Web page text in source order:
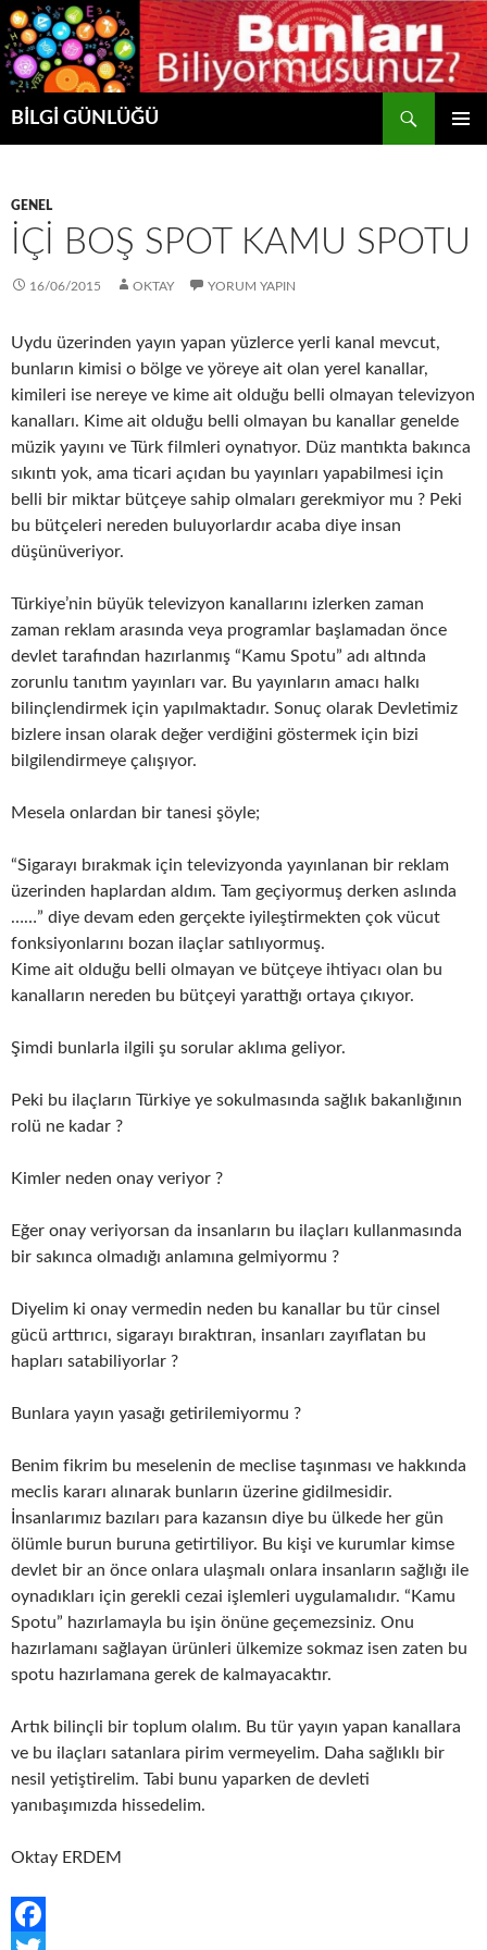
BİLGİ GÜNLÜĞÜ
Ara
GENEL
İÇI BOŞ SPOT KAMU SPOTU
16/06/2015 OKTAY YORUM YAPIN
Uydu üzerinden yayın yapan yüzlerce yerli kanal mevcut,
bunların kimisi o bölge ve yöreye ait olan yerel kanallar,
kimileri ise nereye ve kime ait olduğu belli olmayan televizyon
kanalları. Kime ait olduğu belli olmayan bu kanallar genelde
müzik yayını ve Türk filmleri oynatıyor. Düz mantıkta bakınca
sıkıntı yok, ama ticari açıdan bu yayınları yapabilmesi için
belli bir miktar bütçeye sahip olmaları gerekmiyor mu ? Peki
bu bütçeleri nereden buluyorlardır acaba diye insan
düşünüveriyor.
Türkiye’nin büyük televizyon kanallarını izlerken zaman
zaman reklam arasında veya programlar başlamadan önce
devlet tarafından hazırlanmış “Kamu Spotu” adı altında
zorunlu tanıtım yayınları var. Bu yayınların amacı halkı
bilinçlendirmek için yapılmaktadır. Sonuç olarak Devletimiz
bizlere insan olarak değer verdiğini göstermek için bizi
bilgilendirmeye çalışıyor.
Mesela onlardan bir tanesi şöyle;
“Sigarayı bırakmak için televizyonda yayınlanan bir reklam
üzerinden haplardan aldım. Tam geçiyormuş derken aslında
……” diye devam eden gerçekte iyileştirmekten çok vücut
fonksiyonlarını bozan ilaçlar satılıyormuş.
Kime ait olduğu belli olmayan ve bütçeye ihtiyacı olan bu
kanalların nereden bu bütçeyi yarattığı ortaya çıkıyor.
Şimdi bunlarla ilgili şu sorular aklıma geliyor.
Peki bu ilaçların Türkiye ye sokulmasında sağlık bakanlığının
rolü ne kadar ?
Kimler neden onay veriyor ?
Eğer onay veriyorsan da insanların bu ilaçları kullanmasında
bir sakınca olmadığı anlamına gelmiyormu ?
Diyelim ki onay vermedin neden bu kanallar bu tür cinsel
gücü arttırıcı, sigarayı bıraktıran, insanları zayıflatan bu
hapları satabiliyorlar ?
Bunlara yayın yasağı getirilemiyormu ?
Benim fikrim bu meselenin de meclise taşınması ve hakkında
meclis kararı alınarak bunların üzerine gidilmesidir.
İnsanlarımız bazıları para kazansın diye bu ülkede her gün
ölümle burun buruna getirtiliyor. Bu kişi ve kurumlar kimse
devlet bir an önce onlara ulaşmalı onlara insanların sağlığı ile
oynadıkları için gerekli cezai işlemleri uygulamalıdır. “Kamu
Spotu” hazırlamayla bu işin önüne geçemezsiniz. Onu
hazırlamanı sağlayan ürünleri ülkemize sokmaz isen zaten bu
spotu hazırlamana gerek de kalmayacaktır.
Artık bilinçli bir toplum olalım. Bu tür yayın yapan kanallara
ve bu ilaçları satanlara pirim vermeyelim. Daha sağlıklı bir
nesil yetiştirelim. Tabi bunu yaparken de devleti
yanıbaşımızda hissedelim.
Oktay ERDEM